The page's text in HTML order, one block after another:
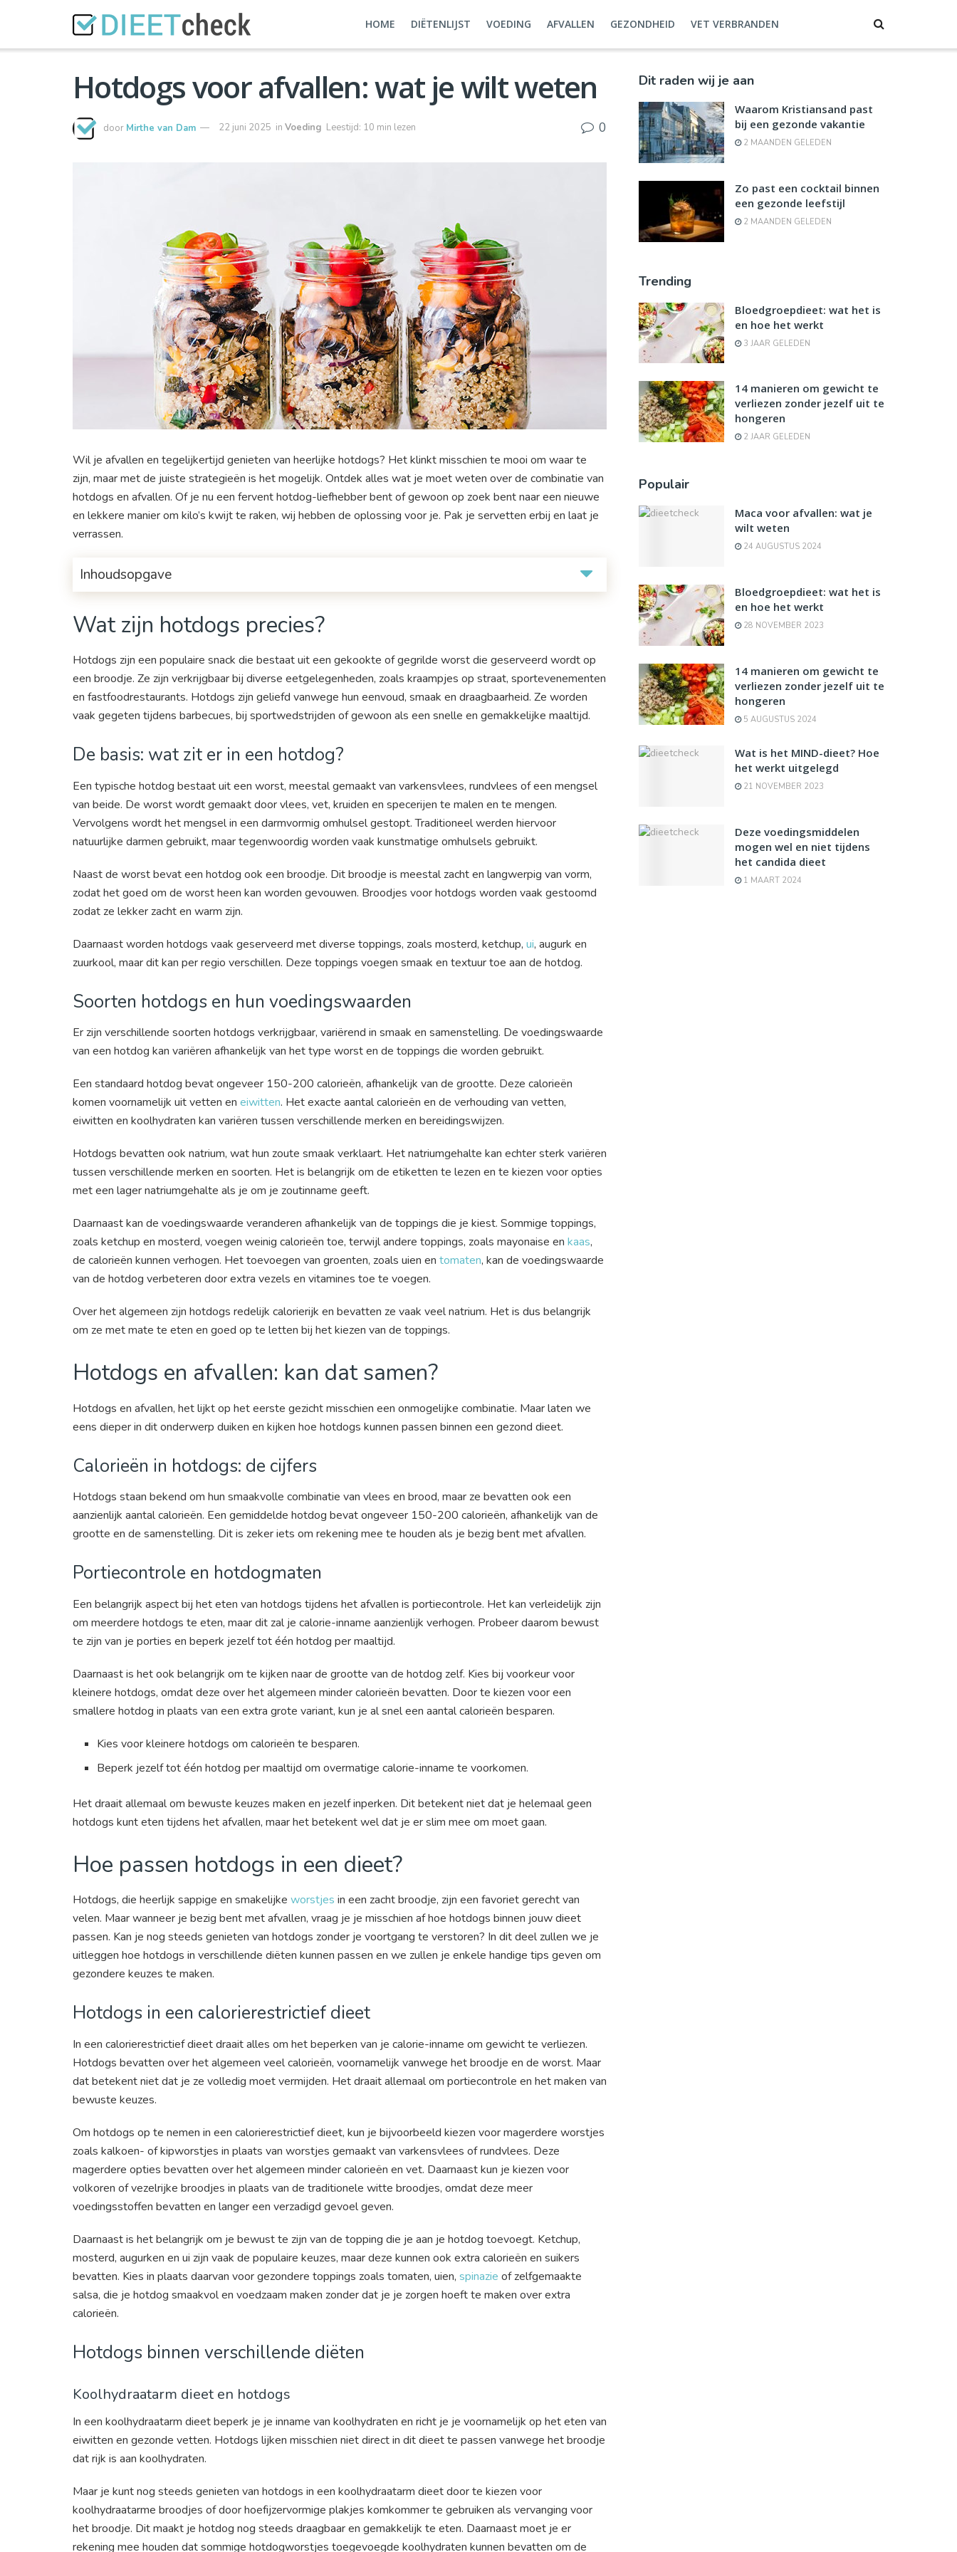
HOME DIËTENLIJST VOEDING AFVALLEN GEZONDHEID VET VERBRANDEN
Hotdogs voor afvallen: wat je wilt weten
door Mirthe van Dam 22 juni 2025 in Voeding Leestijd: 10 min lezen 0
Wil je afvallen en tegelijkertijd genieten van heerlijke hotdogs? Het klinkt misschien te mooi om waar te
zijn, maar met de juiste strategieën is het mogelijk. Ontdek alles wat je moet weten over de combinatie van
hotdogs en afvallen. Of je nu een fervent hotdog-liefhebber bent of gewoon op zoek bent naar een nieuwe
en lekkere manier om kilo’s kwijt te raken, wij hebben de oplossing voor je. Pak je servetten erbij en laat je
verrassen.
Inhoudsopgave
Wat zijn hotdogs precies?
Hotdogs zijn een populaire snack die bestaat uit een gekookte of gegrilde worst die geserveerd wordt op
een broodje. Ze zijn verkrijgbaar bij diverse eetgelegenheden, zoals kraampjes op straat, sportevenementen
en fastfoodrestaurants. Hotdogs zijn geliefd vanwege hun eenvoud, smaak en draagbaarheid. Ze worden
vaak gegeten tijdens barbecues, bij sportwedstrijden of gewoon als een snelle en gemakkelijke maaltijd.
De basis: wat zit er in een hotdog?
Een typische hotdog bestaat uit een worst, meestal gemaakt van varkensvlees, rundvlees of een mengsel
van beide. De worst wordt gemaakt door vlees, vet, kruiden en specerijen te malen en te mengen.
Vervolgens wordt het mengsel in een darmvormig omhulsel gestopt. Traditioneel werden hiervoor
natuurlijke darmen gebruikt, maar tegenwoordig worden vaak kunstmatige omhulsels gebruikt.
Naast de worst bevat een hotdog ook een broodje. Dit broodje is meestal zacht en langwerpig van vorm,
zodat het goed om de worst heen kan worden gevouwen. Broodjes voor hotdogs worden vaak gestoomd
zodat ze lekker zacht en warm zijn.
Daarnaast worden hotdogs vaak geserveerd met diverse toppings, zoals mosterd, ketchup, ui, augurk en
zuurkool, maar dit kan per regio verschillen. Deze toppings voegen smaak en textuur toe aan de hotdog.
Soorten hotdogs en hun voedingswaarden
Er zijn verschillende soorten hotdogs verkrijgbaar, variërend in smaak en samenstelling. De voedingswaarde
van een hotdog kan variëren afhankelijk van het type worst en de toppings die worden gebruikt.
Een standaard hotdog bevat ongeveer 150-200 calorieën, afhankelijk van de grootte. Deze calorieën
komen voornamelijk uit vetten en eiwitten. Het exacte aantal calorieën en de verhouding van vetten,
eiwitten en koolhydraten kan variëren tussen verschillende merken en bereidingswijzen.
Hotdogs bevatten ook natrium, wat hun zoute smaak verklaart. Het natriumgehalte kan echter sterk variëren
tussen verschillende merken en soorten. Het is belangrijk om de etiketten te lezen en te kiezen voor opties
met een lager natriumgehalte als je om je zoutinname geeft.
Daarnaast kan de voedingswaarde veranderen afhankelijk van de toppings die je kiest. Sommige toppings,
zoals ketchup en mosterd, voegen weinig calorieën toe, terwijl andere toppings, zoals mayonaise en kaas,
de calorieën kunnen verhogen. Het toevoegen van groenten, zoals uien en tomaten, kan de voedingswaarde
van de hotdog verbeteren door extra vezels en vitamines toe te voegen.
Over het algemeen zijn hotdogs redelijk calorierijk en bevatten ze vaak veel natrium. Het is dus belangrijk
om ze met mate te eten en goed op te letten bij het kiezen van de toppings.
Hotdogs en afvallen: kan dat samen?
Hotdogs en afvallen, het lijkt op het eerste gezicht misschien een onmogelijke combinatie. Maar laten we
eens dieper in dit onderwerp duiken en kijken hoe hotdogs kunnen passen binnen een gezond dieet.
Calorieën in hotdogs: de cijfers
Hotdogs staan bekend om hun smaakvolle combinatie van vlees en brood, maar ze bevatten ook een
aanzienlijk aantal calorieën. Een gemiddelde hotdog bevat ongeveer 150-200 calorieën, afhankelijk van de
grootte en de samenstelling. Dit is zeker iets om rekening mee te houden als je bezig bent met afvallen.
Portiecontrole en hotdogmaten
Een belangrijk aspect bij het eten van hotdogs tijdens het afvallen is portiecontrole. Het kan verleidelijk zijn
om meerdere hotdogs te eten, maar dit zal je calorie-inname aanzienlijk verhogen. Probeer daarom bewust
te zijn van je porties en beperk jezelf tot één hotdog per maaltijd.
Daarnaast is het ook belangrijk om te kijken naar de grootte van de hotdog zelf. Kies bij voorkeur voor
kleinere hotdogs, omdat deze over het algemeen minder calorieën bevatten. Door te kiezen voor een
smallere hotdog in plaats van een extra grote variant, kun je al snel een aantal calorieën besparen.
Kies voor kleinere hotdogs om calorieën te besparen.
Beperk jezelf tot één hotdog per maaltijd om overmatige calorie-inname te voorkomen.
Het draait allemaal om bewuste keuzes maken en jezelf inperken. Dit betekent niet dat je helemaal geen
hotdogs kunt eten tijdens het afvallen, maar het betekent wel dat je er slim mee om moet gaan.
Hoe passen hotdogs in een dieet?
Hotdogs, die heerlijk sappige en smakelijke worstjes in een zacht broodje, zijn een favoriet gerecht van
velen. Maar wanneer je bezig bent met afvallen, vraag je je misschien af ​​hoe hotdogs binnen jouw dieet
passen. Kan je nog steeds genieten van hotdogs zonder je voortgang te verstoren? In dit deel zullen we je
uitleggen hoe hotdogs in verschillende diëten kunnen passen en we zullen je enkele handige tips geven om
gezondere keuzes te maken.
Hotdogs in een calorierestrictief dieet
In een calorierestrictief dieet draait alles om het beperken van je calorie-inname om gewicht te verliezen.
Hotdogs bevatten over het algemeen veel calorieën, voornamelijk vanwege het broodje en de worst. Maar
dat betekent niet dat je ze volledig moet vermijden. Het draait allemaal om portiecontrole en het maken van
bewuste keuzes.
Om hotdogs op te nemen in een calorierestrictief dieet, kun je bijvoorbeeld kiezen voor magerdere worstjes
zoals kalkoen- of kipworstjes in plaats van worstjes gemaakt van varkensvlees of rundvlees. Deze
magerdere opties bevatten over het algemeen minder calorieën en vet. Daarnaast kun je kiezen voor
volkoren of vezelrijke broodjes in plaats van de traditionele witte broodjes, omdat deze meer
voedingsstoffen bevatten en langer een verzadigd gevoel geven.
Daarnaast is het belangrijk om je bewust te zijn van de topping die je aan je hotdog toevoegt. Ketchup,
mosterd, augurken en ui zijn vaak de populaire keuzes, maar deze kunnen ook extra calorieën en suikers
bevatten. Kies in plaats daarvan voor gezondere toppings zoals tomaten, uien, spinazie of zelfgemaakte
salsa, die je hotdog smaakvol en voedzaam maken zonder dat je je zorgen hoeft te maken over extra
calorieën.
Hotdogs binnen verschillende diëten
Koolhydraatarm dieet en hotdogs
In een koolhydraatarm dieet beperk je je inname van koolhydraten en richt je je voornamelijk op het eten van
eiwitten en gezonde vetten. Hotdogs lijken misschien niet direct in dit dieet te passen vanwege het broodje
dat rijk is aan koolhydraten.
Maar je kunt nog steeds genieten van hotdogs in een koolhydraatarm dieet door te kiezen voor
koolhydraatarme broodjes of door hoefijzervormige plakjes komkommer te gebruiken als vervanging voor
het broodje. Dit maakt je hotdog nog steeds draagbaar en gemakkelijk te eten. Daarnaast moet je er
rekening mee houden dat sommige hotdogworstjes toegevoegde koolhydraten kunnen bevatten om de
Dit raden wij je aan
Waarom Kristiansand past
bij een gezonde vakantie
2 MAANDEN GELEDEN
Zo past een cocktail binnen
een gezonde leefstijl
2 MAANDEN GELEDEN
Trending
Bloedgroepdieet: wat het is
en hoe het werkt
3 JAAR GELEDEN
14 manieren om gewicht te
verliezen zonder jezelf uit te
hongeren
2 JAAR GELEDEN
Populair
Maca voor afvallen: wat je
wilt weten
24 AUGUSTUS 2024
Bloedgroepdieet: wat het is
en hoe het werkt
28 NOVEMBER 2023
14 manieren om gewicht te
verliezen zonder jezelf uit te
hongeren
5 AUGUSTUS 2024
Wat is het MIND-dieet? Hoe
het werkt uitgelegd
21 NOVEMBER 2023
Deze voedingsmiddelen
mogen wel en niet tijdens
het candida dieet
1 MAART 2024